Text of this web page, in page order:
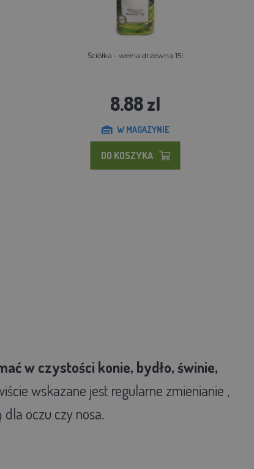
Ściółka - wełna drzewna 15l
8.88 zl
W MAGAZYNIE
DO KOSZYKA
w czystości konie, bydło, świnie,
wskazane jest regularne zmienianie ,
oczu czy nosa.